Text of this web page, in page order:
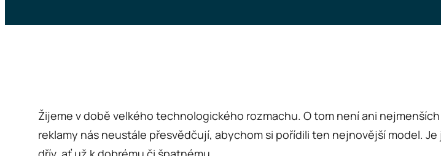
Žijeme v době velkého technologického rozmachu. O tom není ani
reklamy nás neustále přesvědčují, abychom si pořídili ten nejnovější model.